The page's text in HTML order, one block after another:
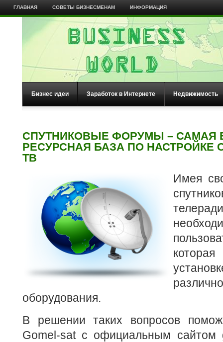
ГЛАВНАЯ СОВЕТЫ БИЗНЕСМЕНАМ ИНФОРМАЦИЯ
Бизнес идеи Заработок в Интернете Недвижимость
СПУТНИКОВЫЕ ФОРУМЫ – САМАЯ
РЕСУРСНАЯ БАЗА ПО НАСТРОЙКЕ
ТВ
Имея
оборудования.
В решении таких вопросов
Gomel-sat с официальным сайтом